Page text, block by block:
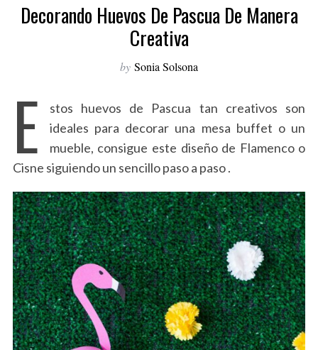
Decorando Huevos De Pascua De Manera
Creativa
by Sonia Solsona
E
stos huevos de Pascua tan creativos son
ideales para decorar una mesa buffet o un
mueble, consigue este diseño de Flamenco o
Cisne siguiendo un sencillo paso a paso .